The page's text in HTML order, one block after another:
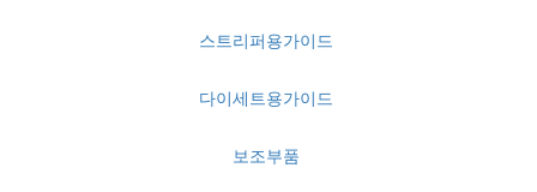
스트리퍼용가이드
다이세트용가이드
보조부품